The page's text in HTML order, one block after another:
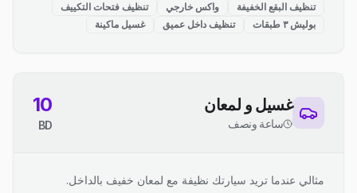
تنظيف البقع الخفيفة واكس خارجي
تنظيف فتحات التكييف
بوليش ٣ طبقات
تنظيف داخل عميق غسيل ماكينة
غسيل و لمعان
ساعة ونصف
10
BD
مثالي عندما تريد سيارتك نظيفة مع لمعان خفيف بالداخل.